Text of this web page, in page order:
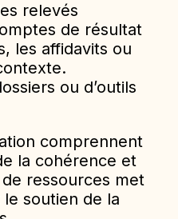
relevés
de résultat
les affidavits ou
ou d’outils
comprennent
la cohérence et
ressources met
soutien de la